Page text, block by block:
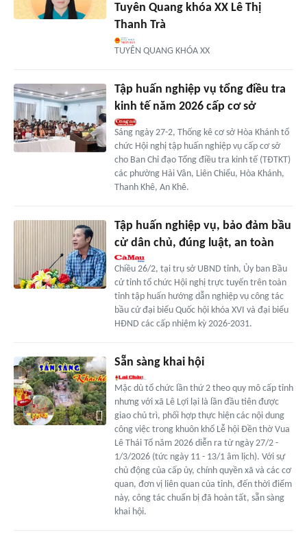
Tuyên Quang khóa XX Lê Thị
Thanh Trà
TUYÊN QUANG KHÓA XX
Tập huấn nghiệp vụ tổng điều tra
kinh tế năm 2026 cấp cơ sở
Sáng ngày 27-2, Thống kê cơ sở Hòa Khánh tổ
chức Hội nghị tập huấn nghiệp vụ cấp cơ sở
cho Ban Chỉ đạo Tổng điều tra kinh tế (TĐTKT)
các phường Hải Vân, Liên Chiểu, Hòa Khánh,
Thanh Khê, An Khê.
Tập huấn nghiệp vụ, bảo đảm bầu
cử dân chủ, đúng luật, an toàn
Chiều 26/2, tại trụ sở UBND tỉnh, Ủy ban Bầu
cử tỉnh tổ chức Hội nghị trực tuyến trên toàn
tỉnh tập huấn hướng dẫn nghiệp vụ công tác
bầu cử đại biểu Quốc hội khóa XVI và đại biểu
HĐND các cấp nhiệm kỳ 2026-2031.
Sẵn sàng khai hội
Mặc dù tổ chức lần thứ 2 theo quy mô cấp tỉnh
nhưng với xã Lê Lợi lại là lần đầu tiên được
giao chủ trì, phối hợp thực hiện các nội dung
công việc trong khuôn khổ Lễ hội Đền thờ Vua
Lê Thái Tổ năm 2026 diễn ra từ ngày 27/2 -
1/3/2026 (tức ngày 11 - 13/1 âm lịch). Với sự
chủ động của cấp ủy, chính quyền xã và các cơ
quan, đơn vị liên quan của tỉnh, đến thời điểm
này, công tác chuẩn bị đã hoàn tất, sẵn sàng
khai hội.